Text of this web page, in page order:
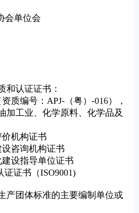
会单位会
认证证书：
质编号：APJ-（粤）-016），
加工业、化学原料、化学品及
机构证书
咨询机构证书
设指导单位证书
证证书（ISO9001)
产团体标准的主要编制单位或